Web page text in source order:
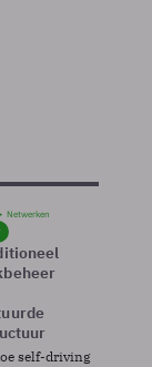
Netwerken
self-driving